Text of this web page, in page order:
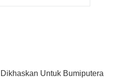
Untuk Bumiputera